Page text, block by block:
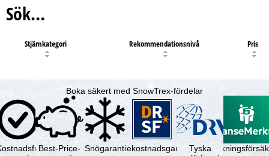
Sök…
Stjärnkategori Rekommendationsnivå Pris
Boka säkert med SnowTrex-fördelar
Best-Price- SnögarantiResekostnadsgarantiTyska